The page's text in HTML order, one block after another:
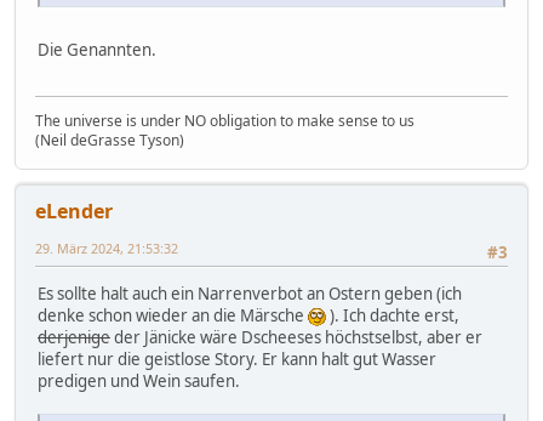
Die Genannten.
The universe is under NO obligation to make sense to us
(Neil deGrasse Tyson)
eLender
#3
29. März 2024, 21:53:32
Es sollte halt auch ein Narrenverbot an Ostern geben (ich
denke schon wieder an die Märsche
). Ich dachte erst,
derjenigeder Jänicke wäre Dscheeses höchstselbst, aber er
liefert nur die geistlose Story. Er kann halt gut Wasser
predigen und Wein saufen.